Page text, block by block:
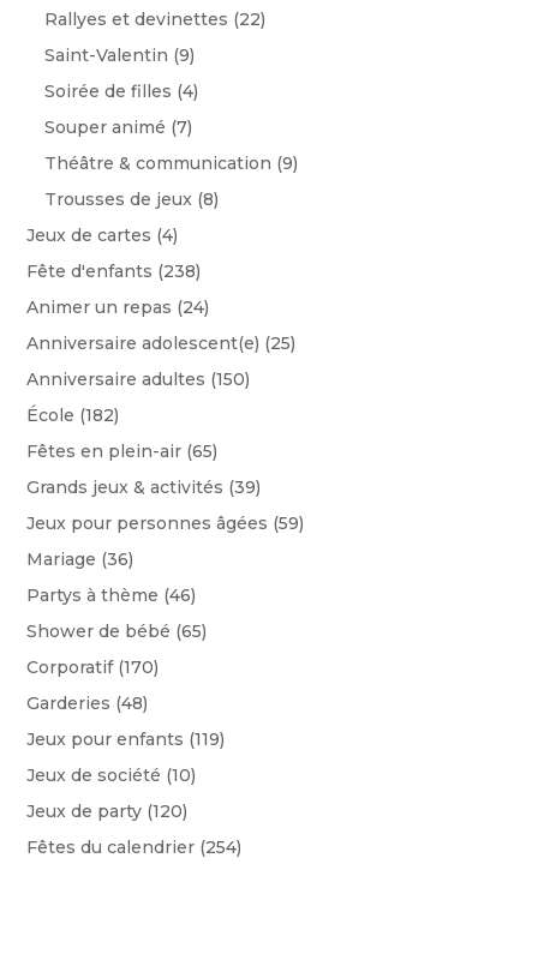
Rallyes et devinettes (22)
Saint-Valentin (9)
Soirée de filles (4)
Souper animé (7)
Théâtre & communication (9)
Trousses de jeux (8)
Jeux de cartes (4)
Fête d'enfants (238)
Animer un repas (24)
Anniversaire adolescent(e) (25)
Anniversaire adultes (150)
École (182)
Fêtes en plein-air (65)
Grands jeux & activités (39)
Jeux pour personnes âgées (59)
Mariage (36)
Partys à thème (46)
Shower de bébé (65)
Corporatif (170)
Garderies (48)
Jeux pour enfants (119)
Jeux de société (10)
Jeux de party (120)
Fêtes du calendrier (254)